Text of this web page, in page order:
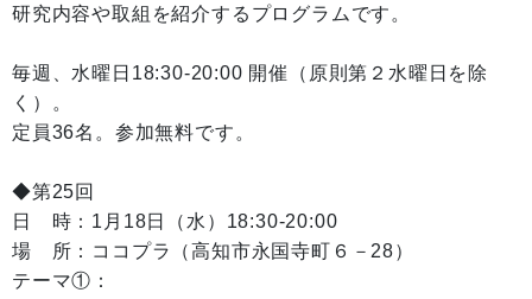
研究内容や取組を紹介するプログラムです。
毎週、水曜日18:30-20:00 開催（原則第２水曜日を除
く）。
定員36名。参加無料です。
◆第25回
日 時：1月18日（水）18:30-20:00
場 所：ココプラ（高知市永国寺町６－28）
テーマ①：